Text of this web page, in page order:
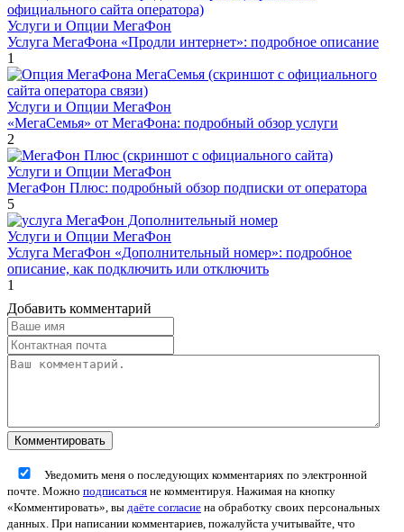
Услуги и Опции МегаФон
Услуга МегаФона «Продли интернет»: подробное описание
1
Услуги и Опции МегаФон
«МегаСемья» от МегаФона: подробный обзор услуги
2
Услуги и Опции МегаФон
МегаФон Плюс: подробный обзор подписки от оператора
5
Услуги и Опции МегаФон
Услуга МегаФон «Дополнительный номер»: подробное
описание, как подключить или отключить
1
Добавить комментарий
Уведомить меня о последующих комментариях по электронной
почте. Можно подписаться не комментируя. Нажимая на кнопку
«Комментировать», вы даёте согласие на обработку своих персональных
данных. При написании комментариев, пожалуйста учитывайте, что